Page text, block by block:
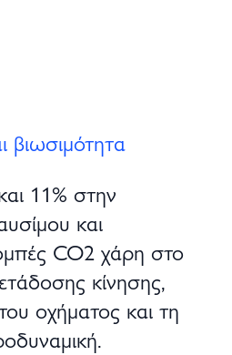
βιωσιμότητα
11% στην
και
CO2 χάρη στο
κίνησης,
οχήματος και τη